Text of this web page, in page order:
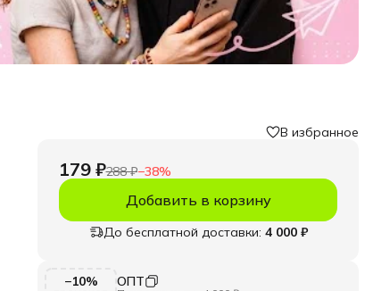
В избранное
179 ₽288 ₽−38%
Добавить в корзину
До бесплатной доставки: 4 000 ₽
−10% ОПТ